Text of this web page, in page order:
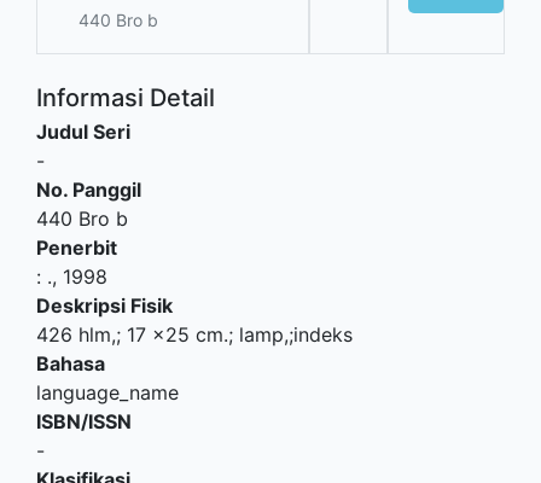
440 Bro b
Informasi Detail
Judul Seri
-
No. Panggil
440 Bro b
Penerbit
: ., 1998
Deskripsi Fisik
426 hlm,; 17 x25 cm.; lamp,;indeks
Bahasa
language_name
ISBN/ISSN
-